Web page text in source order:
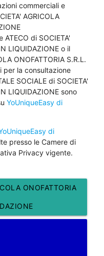
commerciali e
AGRICOLA
di SOCIETA'
LIQUIDAZIONE o il
ONOFATTORIA S.R.L.
per la consultazione
SOCIALE di SOCIETA'
LIQUIDAZIONE sono
YoUniqueEasy di
di
presso le Camere di
Privacy vigente.
ONOFATTORIA